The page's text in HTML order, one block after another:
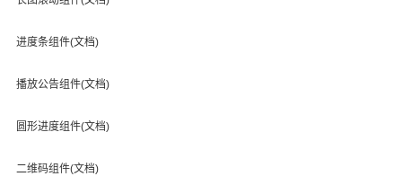
进度条组件(文档)
播放公告组件(文档)
圆形进度组件(文档)
二维码组件(文档)